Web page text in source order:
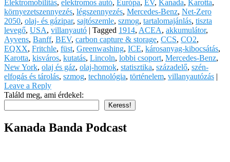
Elektromobilitás, elektromos autó, Európa, EV, Kanada, Karotta,
környezetszennyezés, légszennyezés, Mercedes-Benz, Net-Zero
2050, olaj- és gázipar, sajtószemle, szmog, tartalomajánlás, tiszta
levegő, USA, villanyautó | Tagged 1914, ACEA, akkumulátor,
Ayvens, Banff, BEV, carbon capture & storage, CCS, CO2,
EQXX, Fritchle, füst, Greenwashing, ICE, károsanyag-kibocsátás,
Karotta, kisváros, kutatás, Lincoln, lobbi csoport, Mercedes-Benz,
New York, olaj és gáz, olaj-homok, statisztika, századelő, szén-
elfogás és tárolás, szmog, technológia, történelem, villanyautózás |
Leave a Reply
Találd meg, ami érdekel:
Keress!
Kanada Banda Podcast